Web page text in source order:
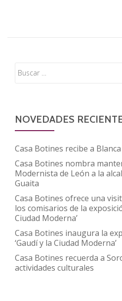
MonteCredit
el
39
Asamblea
reivindicando
declaración
de
Bien
Inmaterial
de
la
Humanidad
NOVEDADES
Casa Botines recibe a
Casa Botines nombra
Modernista de León a la
Guaita
Casa Botines ofrece una
los comisarios de la
Ciudad Moderna’
Casa Botines inaugura la
‘Gaudí y la Ciudad Moderna’
Casa Botines recuerda a
actividades culturales